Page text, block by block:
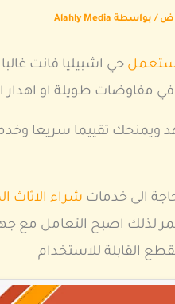
/ بواسطة Alahly Media
حي اشبيليا فانت
طويلة او اهدار
ويمنحك تقييما سريعا
الى خدمات شراء الاثاث
لذلك اصبح التعامل
القابلة للاستخدام